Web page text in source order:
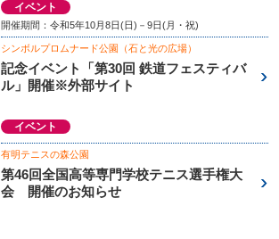
イベント
開催期間：令和5年10月8日(日)－9日(月・祝)
シンボルプロムナード公園（石と光の広場）
記念イベント「第30回 鉄道フェスティバ
ル」開催※外部サイト
イベント
有明テニスの森公園
第46回全国高等専門学校テニス選手権大
会 開催のお知らせ